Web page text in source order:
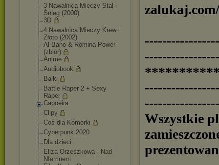
3 Nawałnica Mieczy Stal i
Śnieg (2000)
3D
4 Nawałnica Mieczy Krew i
Złoto (2002)
Al Bano & Romina Power
(zbiór)
Anime
Audiobook
Bajki
Battle Raper 2 + Sexy
Raper
Capoeira
Clipy
Coś dla Komórki
Cyberpunk 2020
Dla dzieci
Eliza Orzeszkowa - Nad
NIemnem
Wszystkie